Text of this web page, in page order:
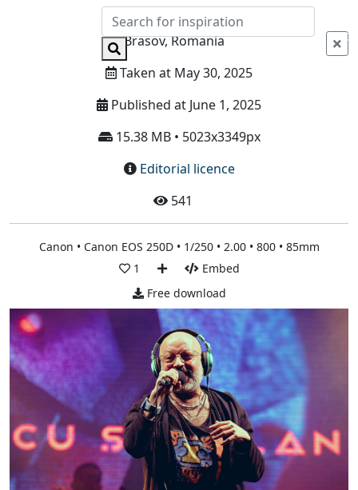
Info
Brasov, Romania
Taken at May 30, 2025
Published at June 1, 2025
15.38 MB • 5023x3349px
Editorial licence
541
Canon • Canon EOS 250D • 1/250 • 2.00 • 800 • 85mm
1
Embed
Free download